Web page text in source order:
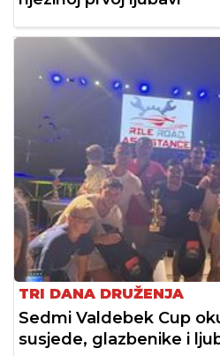
TRI DANA DRUŽENJA
Sedmi Valdebek Cup
susjede, glazbenike i